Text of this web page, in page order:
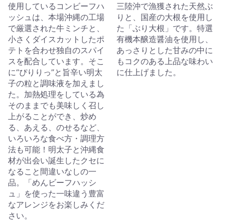
使用しているコンビーフハ
ッシュは、本場沖縄の工場
で厳選された牛ミンチと、
小さくダイスカットしたポ
テトを合わせ独自のスパイ
スを配合しています。そこ
に“ぴりりっ”と旨辛い明太
子の粒と調味液を加えまし
た。加熱処理をしている為
そのままでも美味しく召し
上がることができ、炒め
る、あえる、のせるなど、
いろいろな食べ方・調理方
法も可能！明太子と沖縄食
材が出会い誕生したクセに
なること間違いなしの一
品。「めんビーフハッシ
ュ」を使った一味違う豊富
なアレンジをお楽しみくだ
さい。
三陸沖で漁獲された天然ぶ
りと、国産の大根を使用し
た「ぶり大根」です。特選
有機本醸造醤油を使用し、
あっさりとした甘みの中に
もコクのある上品な味わい
に仕上げました。